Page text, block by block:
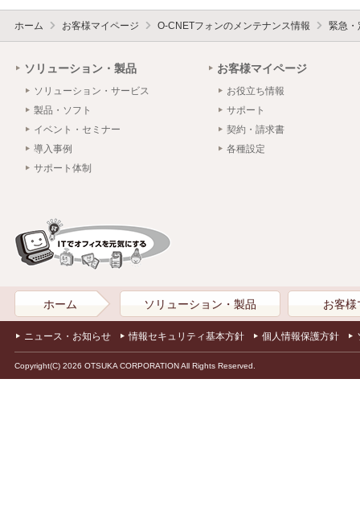
ホーム お客様マイページ O-CNETフォンのメンテナンス情報 緊急・
ソリューション・製品
ソリューション・サービス
製品・ソフト
イベント・セミナー
導入事例
サポート体制
お客様マイページ
お役立ち情報
サポート
契約・請求書
各種設定
ホーム ソリューション・製品 お客様
ニュース・お知らせ 情報セキュリティ基本方針 個人情報保護方針
Copyright(C) 2026 OTSUKA CORPORATION All Rights Reserved.